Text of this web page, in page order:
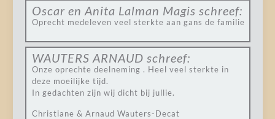
Oscar en Anita Lalman Magis schreef:
Oprecht medeleven veel sterkte aan gans de familie
WAUTERS ARNAUD schreef:
Onze oprechte deelneming . Heel veel sterkte in
deze moeilijke tijd.
In gedachten zijn wij dicht bij jullie.
Christiane & Arnaud Wauters-Decat